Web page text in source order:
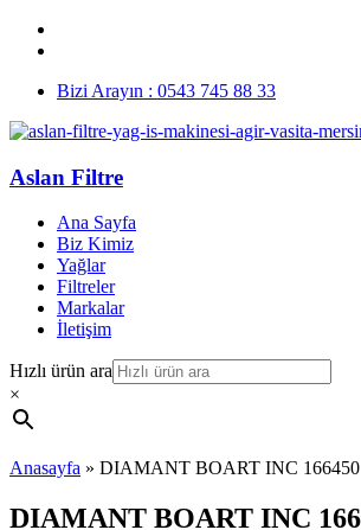
Bizi Arayın : 0543 745 88 33
Aslan Filtre
Ana Sayfa
Biz Kimiz
Yağlar
Filtreler
Markalar
İletişim
Hızlı ürün ara
×
Anasayfa » DIAMANT BOART INC 166450
DIAMANT BOART INC